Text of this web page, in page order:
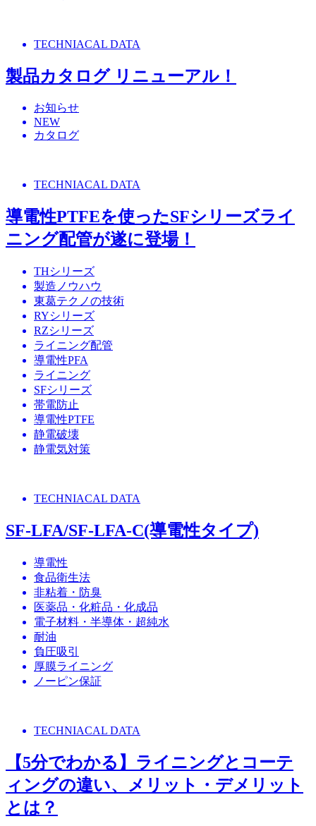
TECHNIACAL DATA
製品カタログ リニューアル！
お知らせ
NEW
カタログ
TECHNIACAL DATA
導電性PTFEを使ったSFシリーズライ
ニング配管が遂に登場！
THシリーズ
製造ノウハウ
東葛テクノの技術
RYシリーズ
RZシリーズ
ライニング配管
導電性PFA
ライニング
SFシリーズ
帯電防止
導電性PTFE
静電破壊
静電気対策
TECHNIACAL DATA
SF-LFA/SF-LFA-C(導電性タイプ)
導電性
食品衛生法
非粘着・防臭
医薬品・化粧品・化成品
電子材料・半導体・超純水
耐油
負圧吸引
厚膜ライニング
ノーピン保証
TECHNIACAL DATA
【5分でわかる】ライニングとコーテ
ィングの違い、メリット・デメリット
とは？